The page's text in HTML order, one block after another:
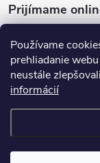
Používame
prehliadanie
neustále
informácií
Prijímame